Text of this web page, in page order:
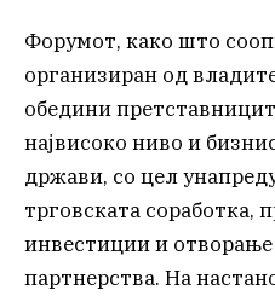
Форумот, како што
организиран од
обедини
највисоко ниво и
држави, со цел
трговската соработка,
инвестиции и
партнерства. На